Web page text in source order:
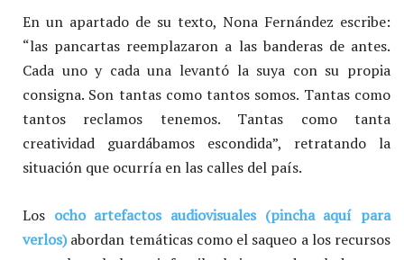
En un apartado de su texto, Nona Fernández escribe:
“las pancartas reemplazaron a las banderas de antes.
Cada uno y cada una levantó la suya con su propia
consigna. Son tantas como tantos somos. Tantas como
tantos reclamos tenemos. Tantas como tanta
creatividad guardábamos escondida”, retratando la
situación que ocurría en las calles del país.
Los ocho artefactos audiovisuales (pincha aquí para
verlos) abordan temáticas como el saqueo a los recursos